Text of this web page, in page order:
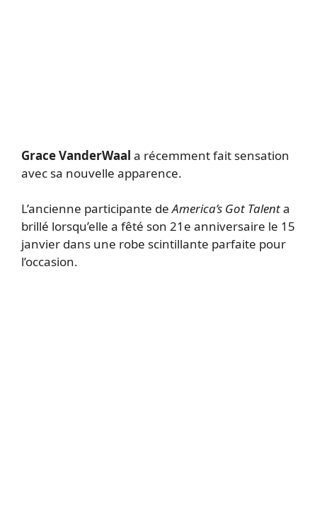
Grace VanderWaal a récemment fait sensation
avec sa nouvelle apparence.
L’ancienne participante deAmerica’s Got Talenta
brillé lorsqu’elle a fêté son 21e anniversaire le 15
janvier dans une robe scintillante parfaite pour
l’occasion.